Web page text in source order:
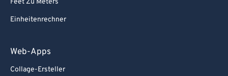
Feet Zu Meters
Einheitenrechner
Web-Apps
Collage-Ersteller